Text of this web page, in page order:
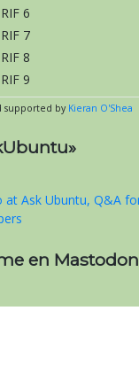
6
7
8
9
supported by Kieran O'Shea
en Mastodon